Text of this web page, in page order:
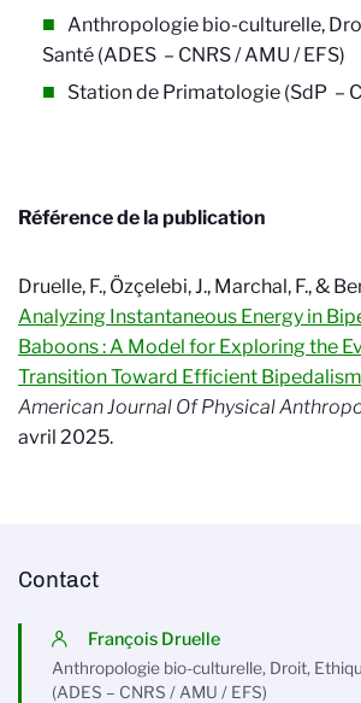
Anthropologie bio-culturelle,
Santé (ADES – CNRS / AMU / EFS)
Station de Primatologie (SdP –
Référence de la publication
Druelle, F., Özçelebi, J., Marchal, F., &
Analyzing Instantaneous Energy in
Baboons : A Model for Exploring the
Transition Toward Efficient
American Journal Of Physical
avril 2025.
Contact
François Druelle
Anthropologie bio-culturelle, Droit,
(ADES – CNRS / AMU / EFS)